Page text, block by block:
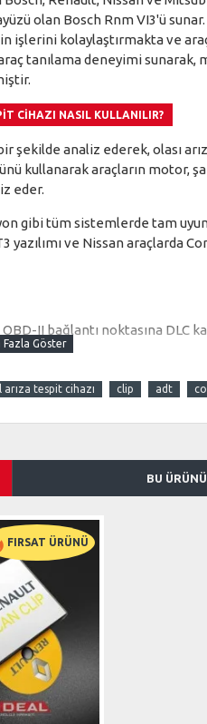
olan Bosch Rnm VI3'ü
işlerini kolaylaştırmakta ve
tanılama deneyimi sunarak,
CIHAZI NASIL KULLANILIR?
analiz ederek, olası
kullanarak araçların motor,
eder.
gibi tüm sistemlerde tam
ve Nissan araçlarda
II bağlantı noktasına DLC
başlayın. Yazılım, arıza
ve yenilikçiliği ile öne çıkar.
tasarlanmış olması, bu
süreçlerini optimize
için değerli bir yatırımdır.
tespit cihazı clip adt
BU
FIRSAT ÜRÜNÜ